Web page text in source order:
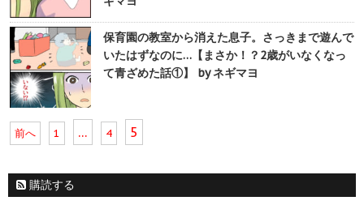
保育園の教室から消えた息子。さっきまで遊んで
いたはずなのに…【まさか！？2歳がいなくなっ
て青ざめた話①】 by ネギマヨ
前へ 1 … 4 5
購読する